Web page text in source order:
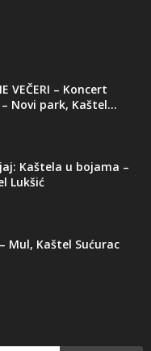
VEČERI – Koncert
Novi park, Kaštel...
Kaštela u bojama –
Lukšić
– Mul, Kaštel Sućurac